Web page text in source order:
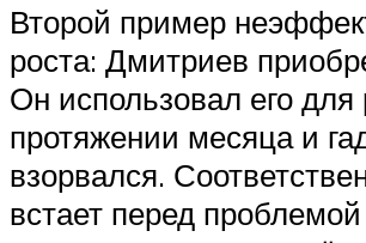
Второй пример
роста: Дмитриев
Он использовал его
протяжении месяца и
взорвался.
встает перед